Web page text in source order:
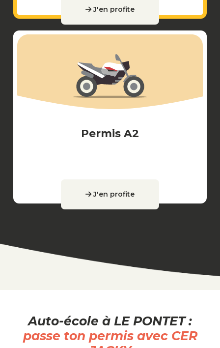
J'en profite
Permis A2
J'en profite
Auto-école à LE PONTET :
passe ton permis avec CER